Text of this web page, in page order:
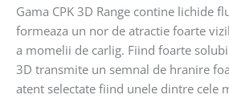
Gama CPK 3D Range contine lichide
formeaza un nor de atractie foarte
a momelii de carlig. Fiind foarte
3D transmite un semnal de hranire
atent selectate fiind unele dintre cele